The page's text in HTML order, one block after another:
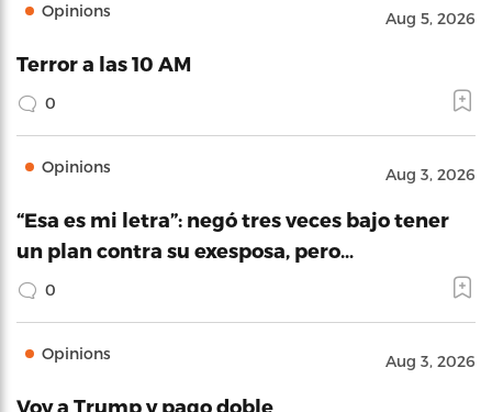
Opinions Aug 5, 2026
Terror a las 10 AM
0
Opinions Aug 3, 2026
“Esa es mi letra”: negó tres veces bajo tener
un plan contra su exesposa, pero…
0
Opinions Aug 3, 2026
Voy a Trump y pago doble